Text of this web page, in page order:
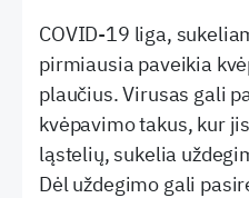
COVID-19 liga,
pirmiausia paveikia
plaučius. Virusas gali
kvėpavimo takus, kur
ląstelių, sukelia
Dėl uždegimo gali